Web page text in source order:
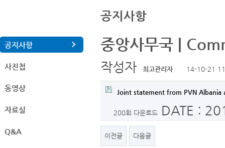
연혁
찾아오시는길
공지사항
사진첩
동영상
자료실
Q&A
공지사항
중앙사무국 |
작성자 최고관리자 14-10-21
Joint statement from PVN Albania
200회 다운로드 DATE :
이전글 다음글